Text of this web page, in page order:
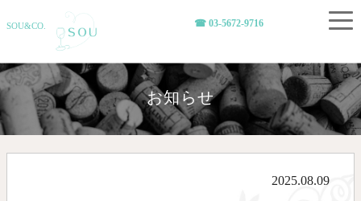
SOU&CO. ☎︎ 03-5672-9716
お知らせ
2025.08.09